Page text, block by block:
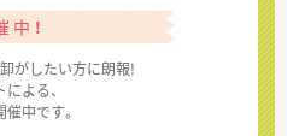
！
がしたい方に朗報!
よる、
中です。